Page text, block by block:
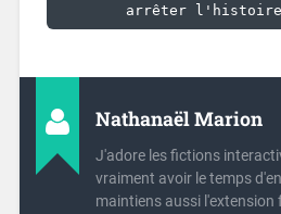
arrêter
Nathanaël Marion
J'adore les fictions
vraiment avoir le temps
maintiens aussi l'extension